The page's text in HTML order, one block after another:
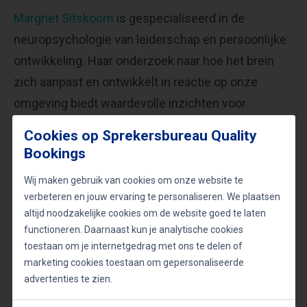
Margriet Sitskoorn is gespecialiseerd in de
neuropsychologie van leiderschap en persoonlijke
ontwikkeling. Haar onderzoek naar hoe het brein
zich aanpast en ontwikkelt in reactie op onze
omgeving biedt waardevolle inzichten voor
wil verbeteren en een stimulerende bedrijfscultuur
De visie van Leo van Woerden
Leo van Woerdenricht zich op de toepassing van
neurowetenschappelijke kennis in de praktijk van
het bedrijfsleven. Hij heeft een scherp inzicht in
hoe hersenwetenschap kan bijdragen aan betere
Cookies op Sprekersbureau Quality
Bookings
Wij maken gebruik van cookies om onze website te
verbeteren en jouw ervaring te personaliseren. We plaatsen
altijd noodzakelijke cookies om de website goed te laten
functioneren. Daarnaast kun je analytische cookies
toestaan om je internetgedrag met ons te delen of
marketing cookies toestaan om gepersonaliseerde
advertenties te zien.